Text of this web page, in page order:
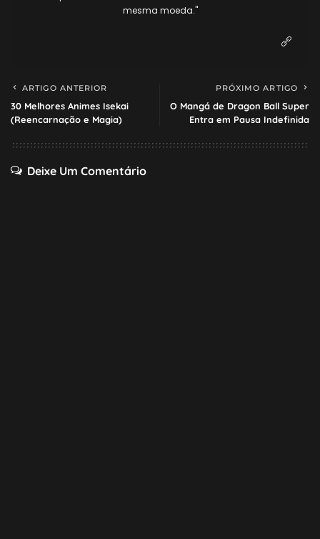
mesma moeda."
ARTIGO ANTERIOR
30 Melhores Animes Isekai
(Reencarnação e Magia)
PRÓXIMO ARTIGO
O Mangá de Dragon Ball Super
Entra em Pausa Indefinida
Deixe Um Comentário